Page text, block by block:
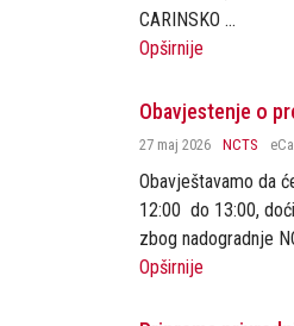
CARINSKO ...
Opširnije
Obavjestenje o
27 maj 2026 NCTS
Obavještavamo da
12:00 do 13:00,
zbog nadogradnje
Opširnije